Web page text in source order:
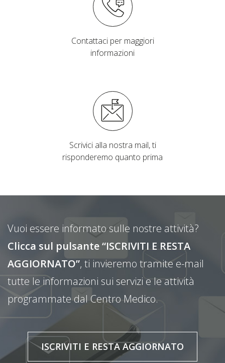
Contattaci per maggiori
informazioni
Scrivici alla nostra mail, ti
risponderemo quanto prima
Vuoi essere informato sulle nostre attività?
Clicca sul pulsante “ISCRIVITI E RESTA
AGGIORNATO”, ti invieremo tramite e-mail
tutte le informazioni sui servizi e le attività
programmate dal Centro Medico.
ISCRIVITI E RESTA AGGIORNATO